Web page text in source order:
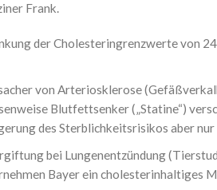
Frank.
der Cholesteringrenzwerte von
von Arteriosklerose
Blutfettsenker („Statine“)
des Sterblichkeitsrisikos aber
bei Lungenentzündung
Bayer ein cholesterinhaltiges